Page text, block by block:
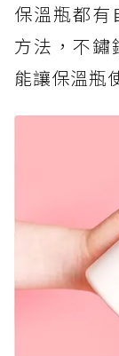
保溫瓶都有
方法，不鏽
能讓保溫瓶